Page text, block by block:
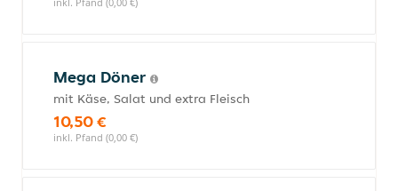
Mega Döner
mit Käse, Salat und extra Fleisch
10,50 €
inkl. Pfand (0,00 €)